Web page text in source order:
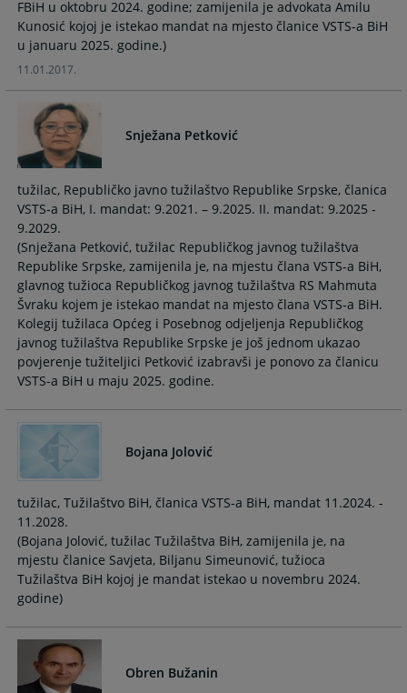
FBiH u oktobru 2024. godine; zamijenila je advokata Amilu
Kunosić kojoj je istekao mandat na mjesto članice VSTS-a BiH
u januaru 2025. godine.)
11.01.2017.
Snježana Petković
tužilac, Republičko javno tužilaštvo Republike Srpske, članica
VSTS-a BiH, I. mandat: 9.2021. – 9.2025. II. mandat: 9.2025 -
9.2029.
(Snježana Petković, tužilac Republičkog javnog tužilaštva
Republike Srpske, zamijenila je, na mjestu člana VSTS-a BiH,
glavnog tužioca Republičkog javnog tužilaštva RS Mahmuta
Švraku kojem je istekao mandat na mjesto člana VSTS-a BiH.
Kolegij tužilaca Općeg i Posebnog odjeljenja Republičkog
javnog tužilaštva Republike Srpske je još jednom ukazao
povjerenje tužiteljici Petković izabravši je ponovo za članicu
VSTS-a BiH u maju 2025. godine.
Bojana Jolović
tužilac, Tužilaštvo BiH, članica VSTS-a BiH, mandat 11.2024. -
11.2028.
(Bojana Jolović, tužilac Tužilaštva BiH, zamijenila je, na
mjestu članice Savjeta, Biljanu Simeunović, tužioca
Tužilaštva BiH kojoj je mandat istekao u novembru 2024.
godine)
Obren Bužanin